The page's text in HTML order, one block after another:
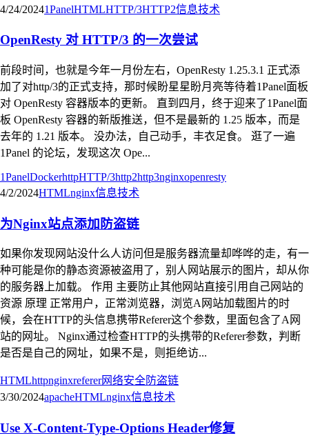
4/24/20241PanelHTMLHTTP/3HTTP2信息技术
OpenResty 对 HTTP/3 的一次尝试
前段时间，也就是今年一月份左右，OpenResty 1.25.3.1 正式添
加了对http/3的正式支持，那时候盼星星盼月亮等待着1Panel面板
对 OpenResty 容器版本的更新。 直到四月，终于迎来了1Panel面
板 OpenResty 容器的新版推送，但不是最新的 1.25 版本，而是
去年的 1.21 版本。 没办法，自己动手，丰衣足食。 逛了一遍
1Panel 的论坛，发现这次 Ope...
1PanelDockerhttpHTTP/3http2http3nginxopenresty
4/2/2024HTMLnginx信息技术
为Nginx站点添加防盗链
如果你发现网站没什么人访问但是服务器流量却哗哗的走，有一
种可能是你的静态资源被盗用了，别人网站展示的图片，却从你
的服务器上加载。 作用 主要防止其他网站直接引用自己网站的
资源 原理 正常用户，正常浏览器，浏览A网站加载图片的时
候，会在HTTP的头信息携带Referer这个参数，里面包含了A网
站的网址。 Nginx通过检查HTTP的头携带的Referer参数，判断
是否是自己的网址，如果不是，则拒绝访...
HTMLhttpnginxreferer网络安全防盗链
3/30/2024apacheHTMLnginx信息技术
Use X-Content-Type-Options Header修复